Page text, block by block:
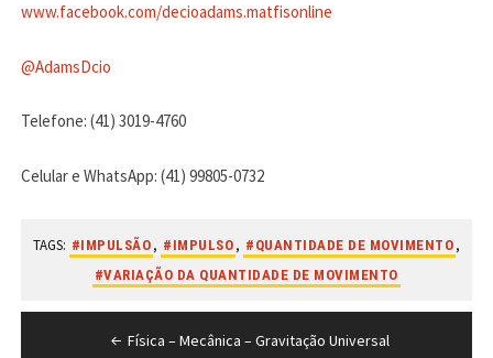
www.facebook.com/decioadams.matfisonline
@AdamsDcio
Telefone: (41) 3019-4760
Celular e WhatsApp: (41) 99805-0732
TAGS: #IMPULSÃO , #IMPULSO , #QUANTIDADE DE MOVIMENTO ,
#VARIAÇÃO DA QUANTIDADE DE MOVIMENTO
NavegaçãoFísica – Mecânica – Gravitação Universal